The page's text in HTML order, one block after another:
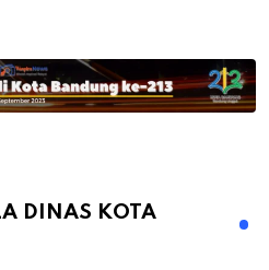
DINAS KOTA